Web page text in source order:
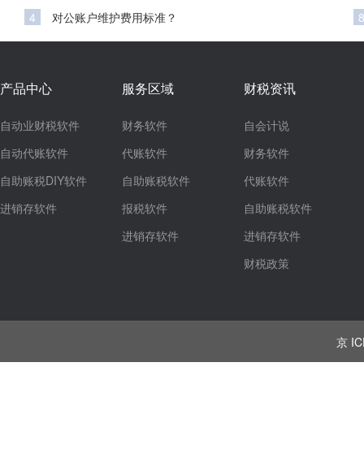
4 对公账户维护费用标准？ 8
产品中心
自动业财税软件
自动代账软件
自助账税DIY软件
进销存软件
服务区域
财务软件
代账软件
自助账税软件
报税软件
进销存软件
财税资讯
自会计说
财务软件
代账软件
自助账税软件
进销存软件
财税政策
京